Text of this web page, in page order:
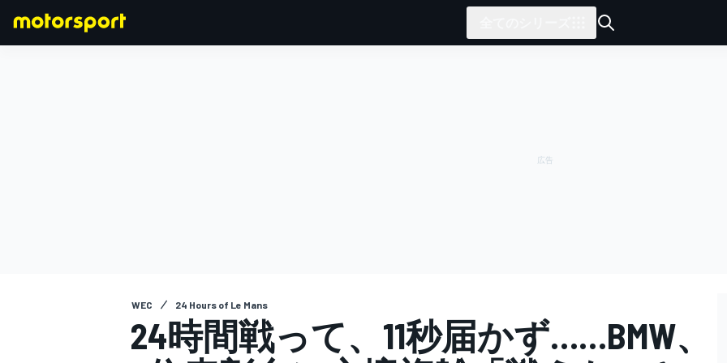
WEC 24 Hours of Le Mans
24時間戦って、11秒届かず……BMW、